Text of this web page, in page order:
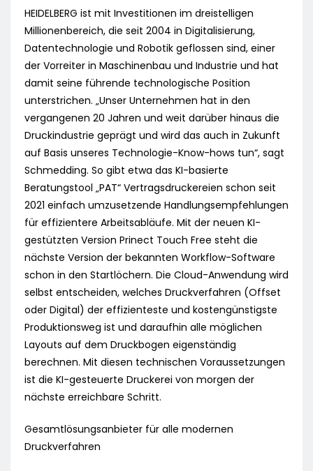
HEIDELBERG ist mit Investitionen im dreistelligen
Millionenbereich, die seit 2004 in Digitalisierung,
Datentechnologie und Robotik geflossen sind, einer
der Vorreiter in Maschinenbau und Industrie und hat
damit seine führende technologische Position
unterstrichen. „Unser Unternehmen hat in den
vergangenen 20 Jahren und weit darüber hinaus die
Druckindustrie geprägt und wird das auch in Zukunft
auf Basis unseres Technologie-Know-hows tun“, sagt
Schmedding. So gibt etwa das KI-basierte
Beratungstool „PAT“ Vertragsdruckereien schon seit
2021 einfach umzusetzende Handlungsempfehlungen
für effizientere Arbeitsabläufe. Mit der neuen KI-
gestützten Version Prinect Touch Free steht die
nächste Version der bekannten Workflow-Software
schon in den Startlöchern. Die Cloud-Anwendung wird
selbst entscheiden, welches Druckverfahren (Offset
oder Digital) der effizienteste und kostengünstigste
Produktionsweg ist und daraufhin alle möglichen
Layouts auf dem Druckbogen eigenständig
berechnen. Mit diesen technischen Voraussetzungen
ist die KI-gesteuerte Druckerei von morgen der
nächste erreichbare Schritt.
Gesamtlösungsanbieter für alle modernen
Druckverfahren